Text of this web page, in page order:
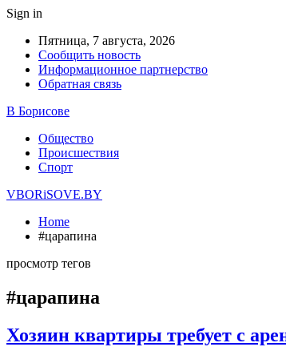
Sign in
Пятница, 7 августа, 2026
Сообщить новость
Информационное партнерство
Обратная связь
В Борисове
Общество
Происшествия
Спорт
VBORiSOVE.BY
Home
#царапина
просмотр тегов
#царапина
Хозяин квартиры требует с